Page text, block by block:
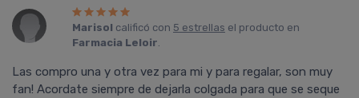
Marisol calificó con 5 estrellas el producto en
Farmacia Leloir.
Las compro una y otra vez para mi y para regalar, son muy
fan! Acordate siempre de dejarla colgada para que se seque